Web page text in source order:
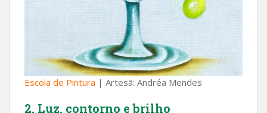
Escola de Pintura | Artesã: Andréa Mendes
2. Luz, contorno e brilho